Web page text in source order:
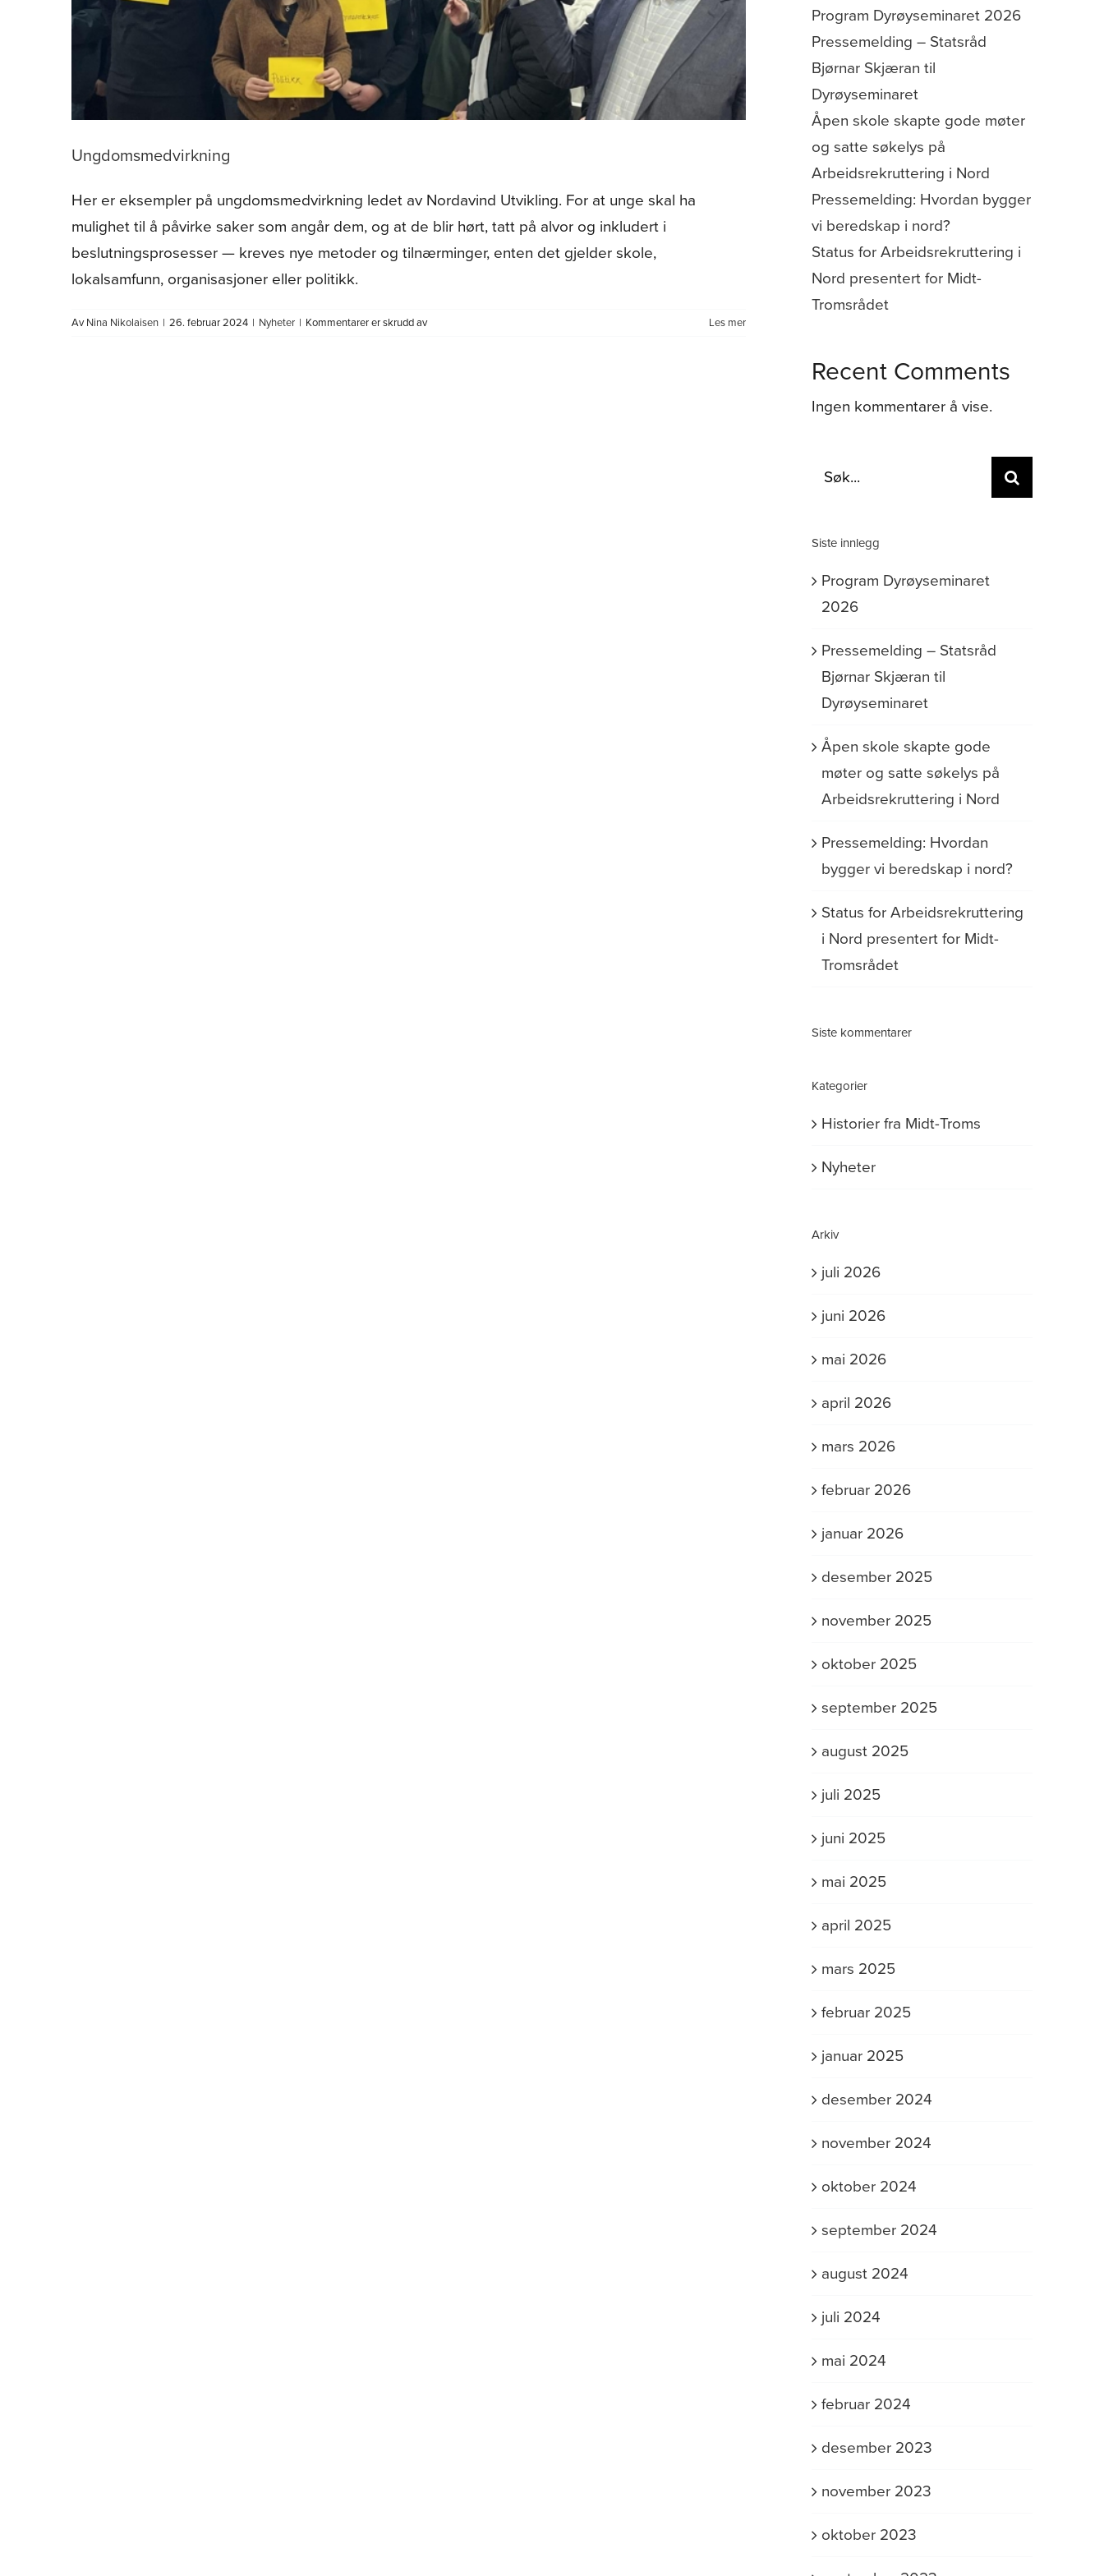
Ungdomsmedvirkning
Her er eksempler på ungdomsmedvirkning ledet av Nordavind Utvikling. For at unge skal ha
mulighet til å påvirke saker som angår dem, og at de blir hørt, tatt på alvor og inkludert i
beslutningsprosesser — kreves nye metoder og tilnærminger, enten det gjelder skole,
lokalsamfunn, organisasjoner eller politikk.
AvNina Nikolaisen | 26. februar 2024 | Nyheter | Kommentarer er skrudd avfor
Les mer
Program Dyrøyseminaret 2026
Pressemelding – Statsråd
Bjørnar Skjæran til
Dyrøyseminaret
Åpen skole skapte gode møter
og satte søkelys på
Arbeidsrekruttering i Nord
Pressemelding: Hvordan bygger
vi beredskap i nord?
Status for Arbeidsrekruttering i
Nord presentert for Midt-
Tromsrådet
Recent Comments
Ingen kommentarer å vise.
Søk
Siste innlegg
Program Dyrøyseminaret
2026
Pressemelding – Statsråd
Bjørnar Skjæran til
Dyrøyseminaret
Åpen skole skapte gode
møter og satte søkelys på
Arbeidsrekruttering i Nord
Pressemelding: Hvordan
bygger vi beredskap i nord?
Status for Arbeidsrekruttering
i Nord presentert for Midt-
Tromsrådet
Siste kommentarer
Kategorier
Historier fra Midt-Troms
Nyheter
Arkiv
juli 2026
juni 2026
mai 2026
april 2026
mars 2026
februar 2026
januar 2026
desember 2025
november 2025
oktober 2025
september 2025
august 2025
juli 2025
juni 2025
mai 2025
april 2025
mars 2025
februar 2025
januar 2025
desember 2024
november 2024
oktober 2024
september 2024
august 2024
juli 2024
mai 2024
februar 2024
desember 2023
november 2023
oktober 2023